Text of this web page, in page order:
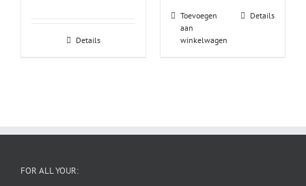
Details
Toevoegen
aan
winkelwagen
Details
FOR ALL YOUR: